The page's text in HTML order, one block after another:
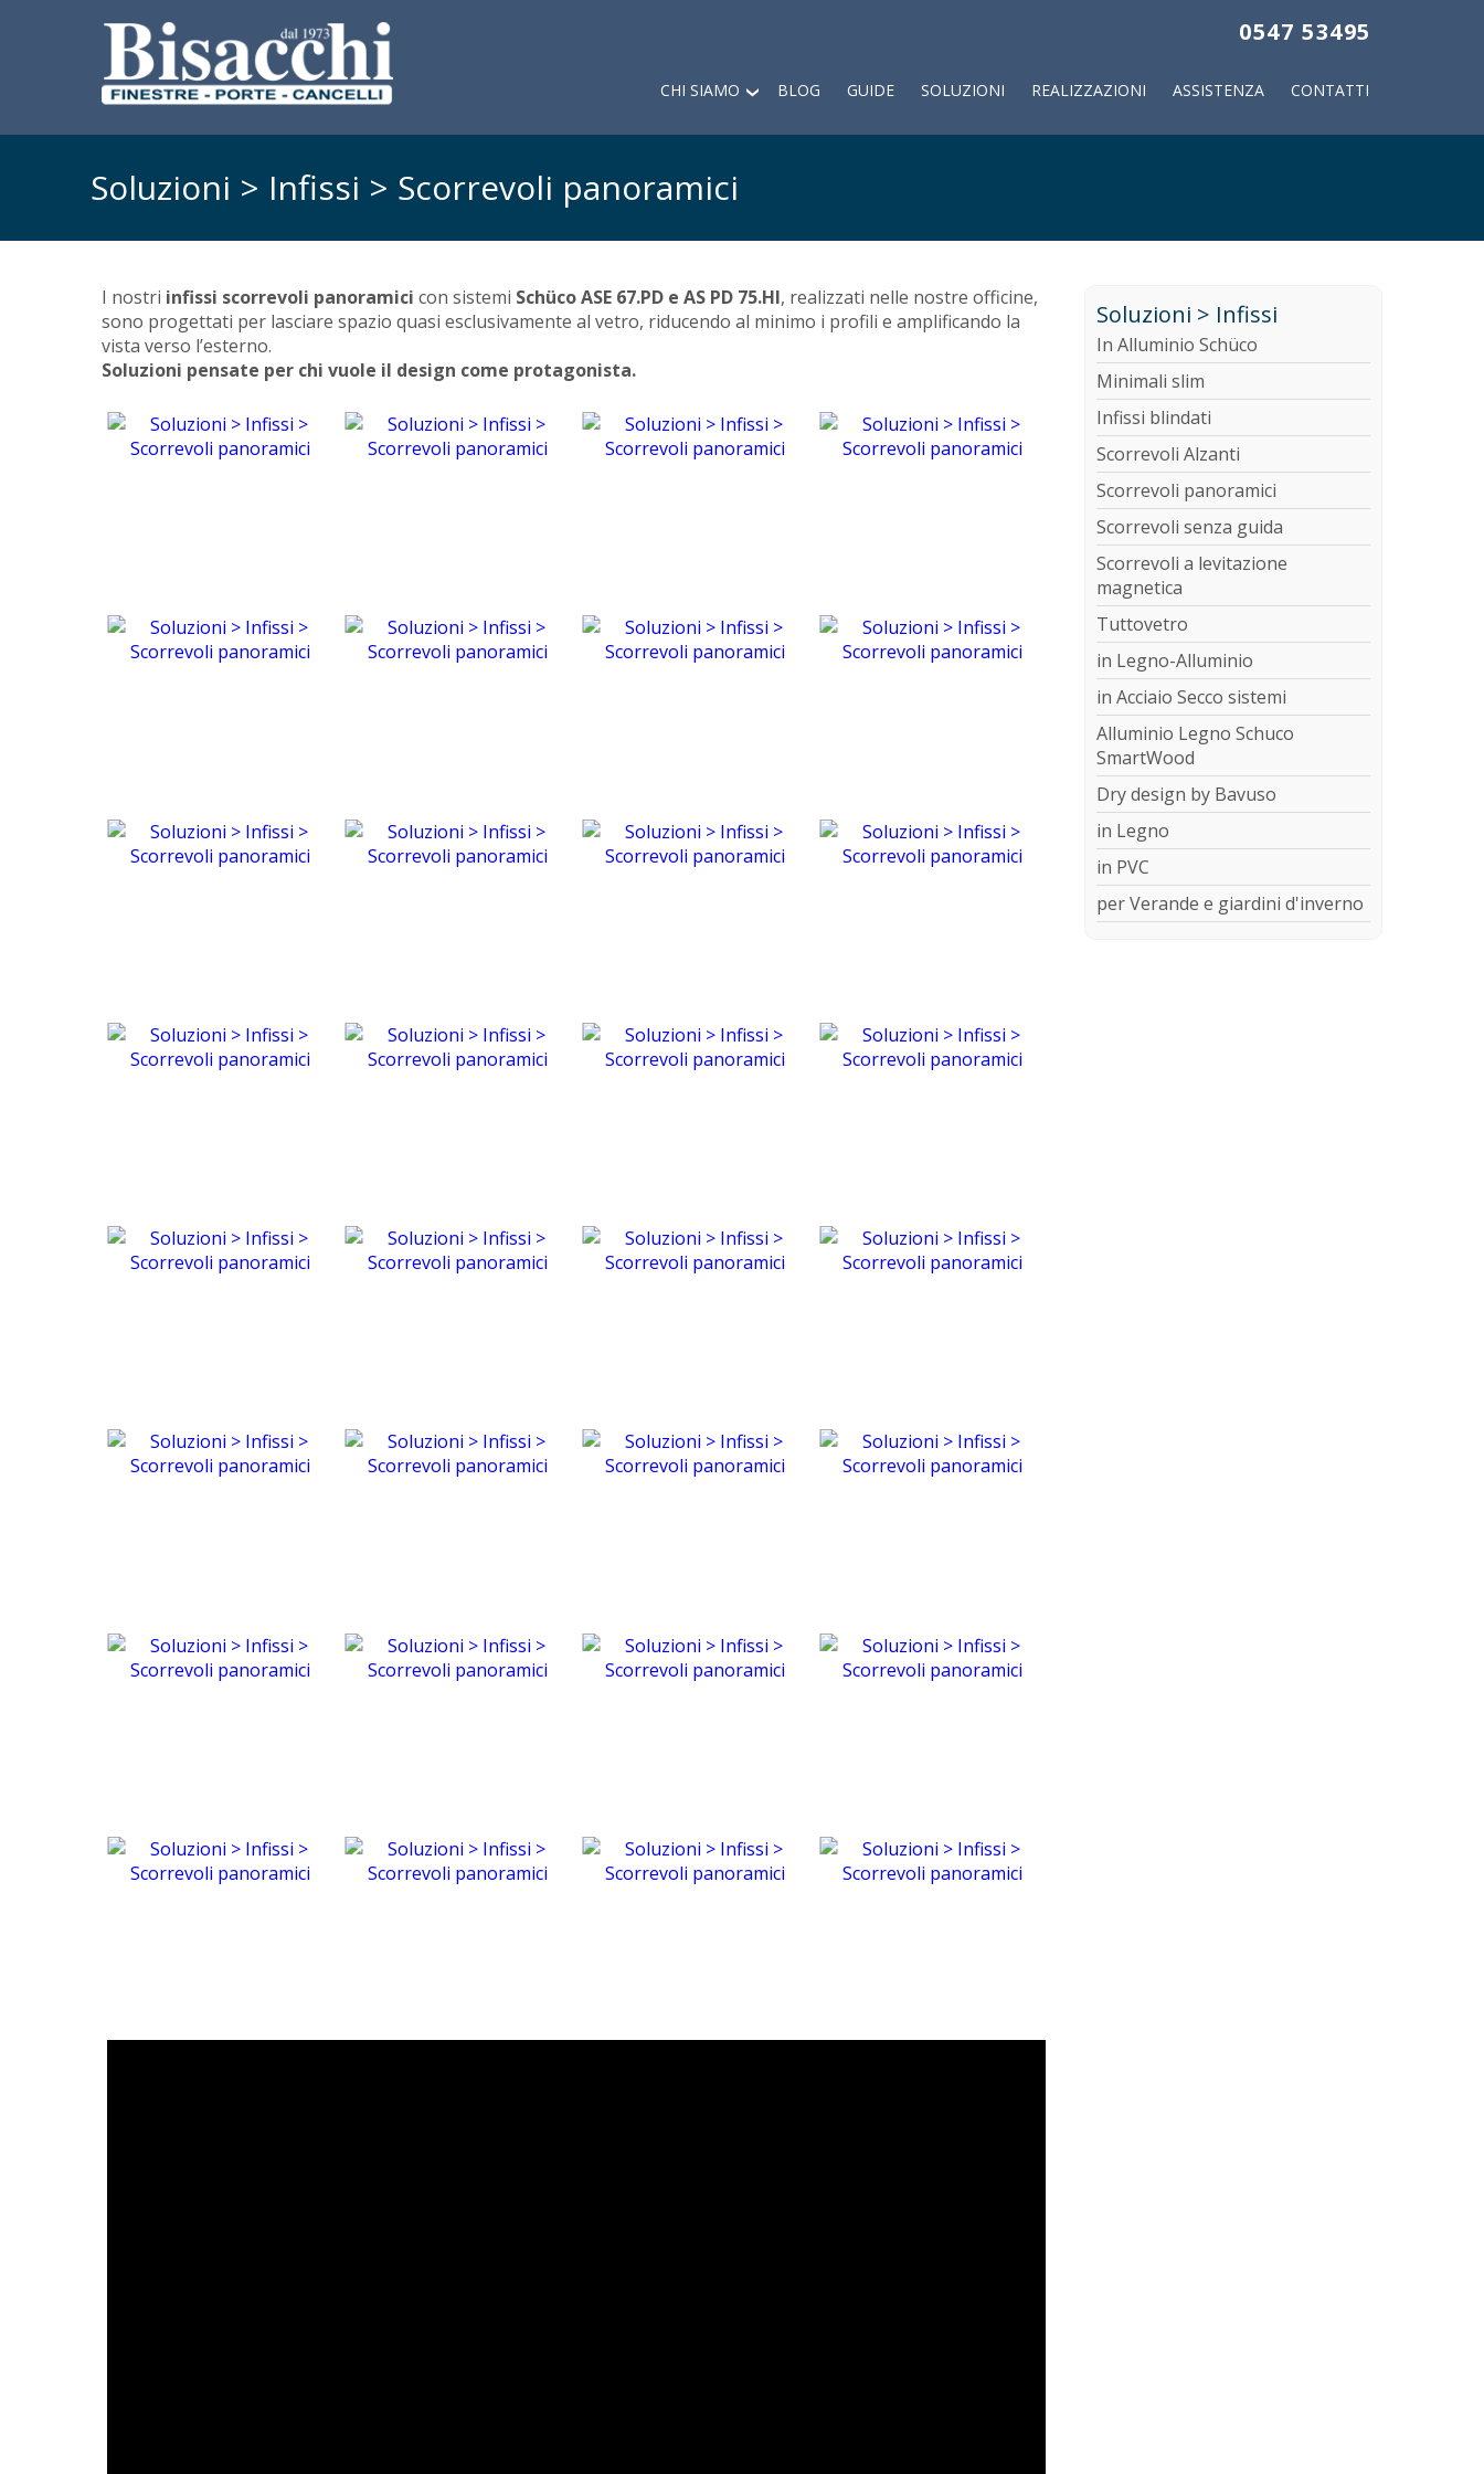
0547 53495
CHI SIAMO BLOG GUIDE SOLUZIONI REALIZZAZIONI ASSISTENZA CONTATTI
Soluzioni > Infissi > Scorrevoli panoramici
I nostri infissi scorrevoli panoramici con sistemi SchücoASE 67.PD e AS PD 75.HI, realizzati nelle nostre officine,
sono progettati per lasciare spazio quasi esclusivamente al vetro, riducendo al minimo i profili e amplificando la
vista verso l’esterno.
Soluzioni pensate per chi vuole il design come protagonista.
Soluzioni > Infissi
In Alluminio Schüco
Minimali slim
Infissi blindati
Scorrevoli Alzanti
Scorrevoli panoramici
Scorrevoli senza guida
Scorrevoli a levitazione
magnetica
Tuttovetro
in Legno-Alluminio
in Acciaio Secco sistemi
Alluminio Legno Schuco
SmartWood
Dry design by Bavuso
in Legno
in PVC
per Verande e giardini d'inverno